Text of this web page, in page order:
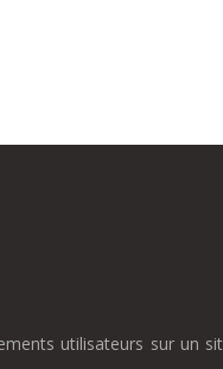
utilisateurs sur un